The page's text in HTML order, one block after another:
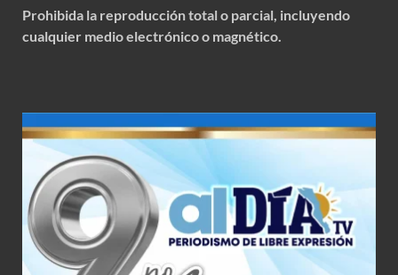
Prohibida la reproducción total o parcial, incluyendo
cualquier medio electrónico o magnético.